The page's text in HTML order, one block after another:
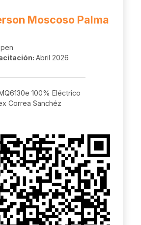
Moscoso Palma
Abril 2026
100% Eléctrico
Correa Sanchéz